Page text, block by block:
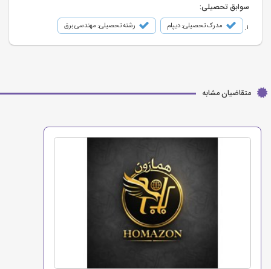
سوابق تحصیلی:
مدرک تحصیلی: دیپلم رشته تحصیلی: مهندسی برق
متقاضیان مشابه